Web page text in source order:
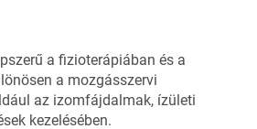
a fizioterápiában és a
a mozgásszervi
az izomfájdalmak, ízületi
kezelésében.